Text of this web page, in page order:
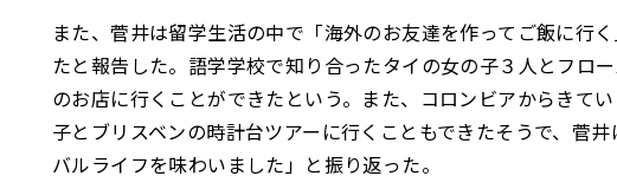
また、菅井は留学生活の中で「海外のお友達を作ってご飯に行
たと報告した。語学学校で知り合ったタイの女の子３人とフロ
のお店に行くことができたという。また、コロンビアからきて
子とブリスベンの時計台ツアーに行くこともできたそうで、菅
バルライフを味わいました」と振り返った。